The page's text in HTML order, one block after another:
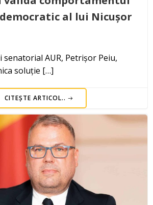
al lui Nicușor
AUR, Petrișor Peiu,
soluție […]
CITEȘTE ARTICOL..